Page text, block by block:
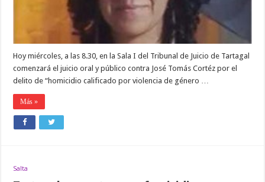
Hoy miércoles, a las 8.30, en la Sala I del Tribunal de Juicio de Tartagal
comenzará el juicio oral y público contra José Tomás Cortéz por el
delito de “homicidio calificado por violencia de género …
Más »
Salta